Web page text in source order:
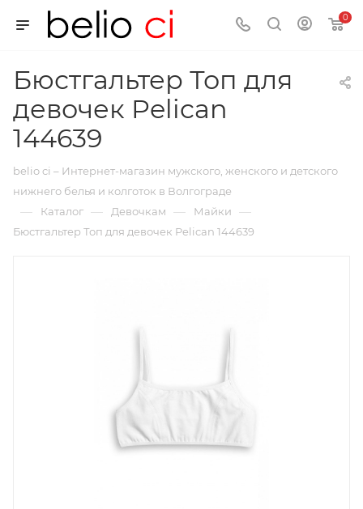
0
Бюстгальтер Топ для
девочек Pelican
144639
belio ci – Интернет-магазин мужского, женского и детского
нижнего белья и колготок в Волгограде
— Каталог — Девочкам — Майки —
Бюстгальтер Топ для девочек Pelican 144639